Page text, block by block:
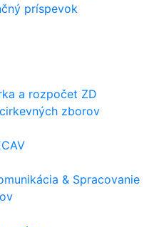
príspevok
a rozpočet ZD
zborov
& Spracovanie